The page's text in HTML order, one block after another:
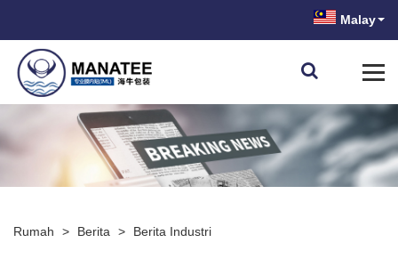
Malay
Rumah > Berita > Berita Industri